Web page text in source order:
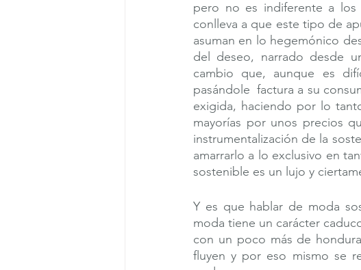
pero no es indiferente a los
conlleva a que este tipo de
asuman en lo hegemónico
del deseo, narrado desde
cambio que, aunque es
pasándole  factura a su
exigida, haciendo por lo
mayorías por unos precios
instrumentalización de la
amarrarlo a lo exclusivo en
sostenible es un lujo y
Y es que hablar de moda
moda tiene un carácter
con un poco más de
fluyen y por eso mismo se